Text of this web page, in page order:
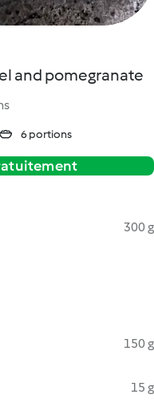
and pomegranate
6 portions
300 g
150 g
15 g